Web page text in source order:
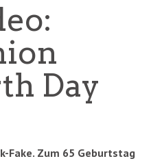
Day
Fake. Zum 65 Geburtstag